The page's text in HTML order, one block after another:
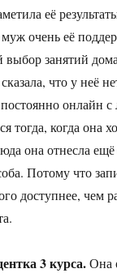
её
очень её
занятий
что у неё
постоянно онлайн
тогда, когда она
она отнесла ещё
Потому что
доступнее, чем
3 курса.Она